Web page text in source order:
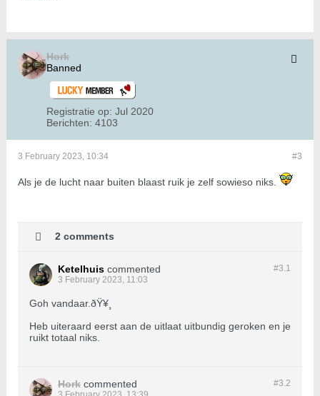
Hork
Banned
Registratie op: Jul 2020
Berichten: 4103
#3
3 February 2023, 10:34
Als je de lucht naar buiten blaast ruik je zelf sowieso niks.
2 comments
#3.1
Ketelhuis commented
3 February 2023, 11:03
Goh vandaar.ðŸ¥¸
Heb uiteraard eerst aan de uitlaat uitbundig geroken en je
ruikt totaal niks.
#3.2
Hork commented